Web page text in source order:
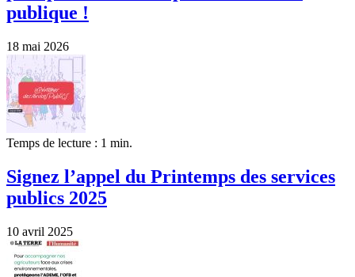
publique !
18 mai 2026
Temps de lecture : 1 min.
Signez l’appel du Printemps des services
publics 2025
10 avril 2025